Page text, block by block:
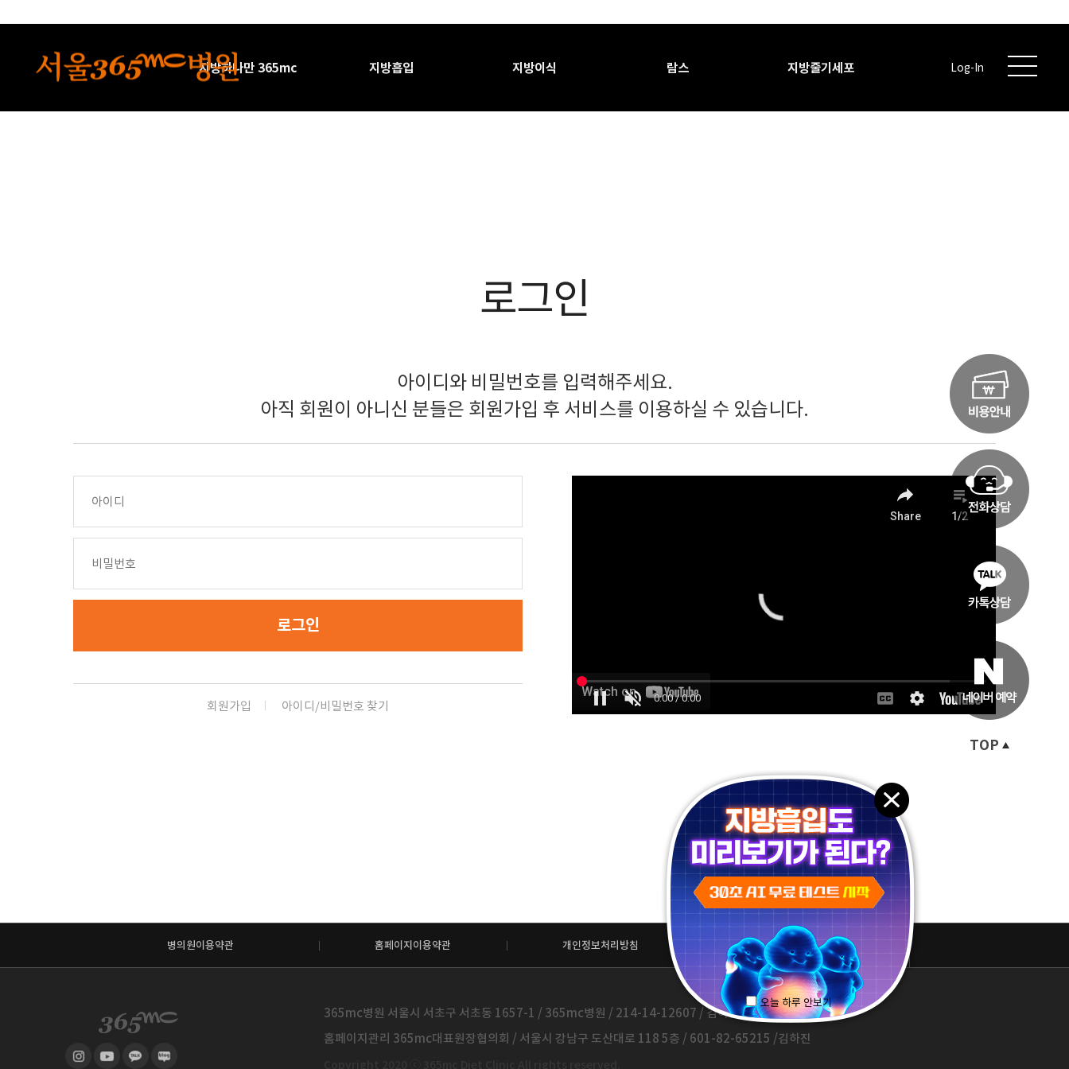
지방하나만 365mc 지방흡입 지방이식 람스 지방줄기세포 Log-In
로그인
아이디와 비밀번호를 입력해주세요.
아직 회원이 아니신 분들은 회원가입 후 서비스를 이용하실 수 있습니다.
로그인
회원가입 아이디/비밀번호 찾기
TOP
오늘 하루 안보기
병의원이용약관 홈페이지이용약관 개인정보처리방침 패밀리 사이트
365mc병원 서울시 서초구 서초동 1657-1 / 365mc병원 / 214-14-12607 / 김하진 / 1577-3653
홈페이지관리 365mc대표원장협의회 / 서울시 강남구 도산대로 118 5층 / 601-82-65215 /김하진